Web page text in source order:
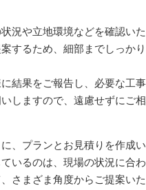
況や立地環境などを確認いた
するため、細部までしっか
結果をご報告し、必要な工
しますので、遠慮せずにご相
、プランとお見積りを作成い
いるのは、現場の状況に合
さまざま角度からご提案いた